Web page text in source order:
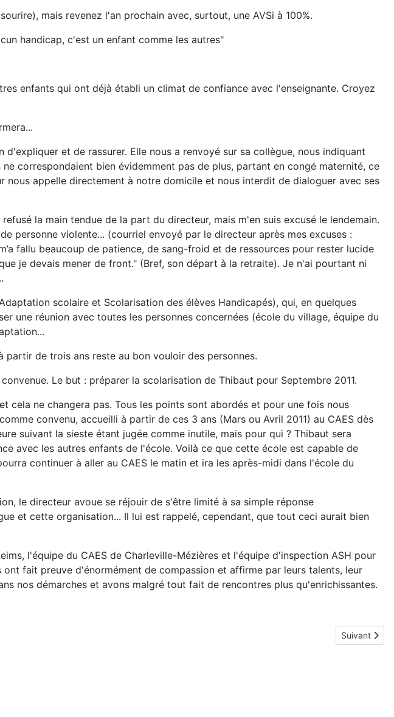
mais revenez l'an prochain avec, surtout, une AVSi à 100%.
handicap, c'est un enfant comme les autres"
enfants qui ont déjà établi un climat de confiance avec l'enseignante. Croyez
et de rassurer. Elle nous a renvoyé sur sa collègue, nous indiquant
correspondaient bien évidemment pas de plus, partant en congé maternité, ce
appelle directement à notre domicile et nous interdit de dialoguer avec ses
la main tendue de la part du directeur, mais m'en suis excusé le lendemain.
personne violente... (courriel envoyé par le directeur après mes excuses :
fallu beaucoup de patience, de sang-froid et de ressources pour rester lucide
je devais mener de front." (Bref, son départ à la retraite). Je n'ai pourtant ni
scolaire et Scolarisation des élèves Handicapés), qui, en quelques
une réunion avec toutes les personnes concernées (école du village, équipe du
partir de trois ans reste au bon vouloir des personnes.
Le but : préparer la scolarisation de Thibaut pour Septembre 2011.
cela ne changera pas. Tous les points sont abordés et pour une fois nous
convenu, accueilli à partir de ces 3 ans (Mars ou Avril 2011) au CAES dès
suivant la sieste étant jugée comme inutile, mais pour qui ? Thibaut sera
avec les autres enfants de l'école. Voilà ce que cette école est capable de
continuer à aller au CAES le matin et ira les après-midi dans l'école du
le directeur avoue se réjouir de s'être limité à sa simple réponse
et cette organisation... Il lui est rappelé, cependant, que tout ceci aurait bien
l'équipe du CAES de Charleville-Mézières et l'équipe d'inspection ASH pour
fait preuve d'énormément de compassion et affirme par leurs talents, leur
nos démarches et avons malgré tout fait de rencontres plus qu'enrichissantes.
Article
Suivant